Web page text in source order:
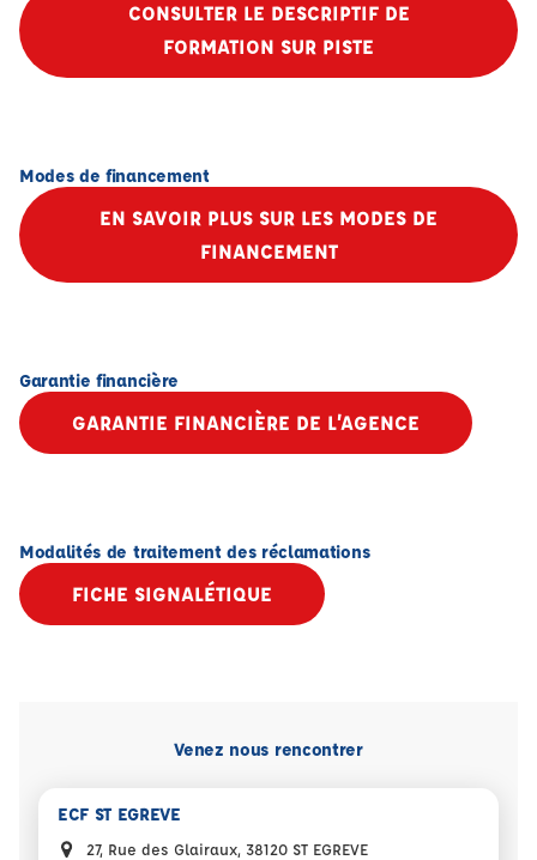
CONSULTER LE DESCRIPTIF DE
FORMATION SUR PISTE
Modes de financement
EN SAVOIR PLUS SUR LES MODES DE
FINANCEMENT
Garantie financière
GARANTIE FINANCIÈRE DE L’AGENCE
Modalités de traitement des réclamations
FICHE SIGNALÉTIQUE
Venez nous rencontrer
ECF ST EGREVE
27, Rue des Glairaux, 38120 ST EGREVE